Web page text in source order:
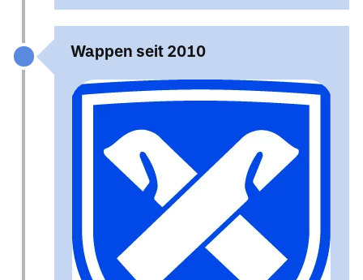
Wappen seit 2010